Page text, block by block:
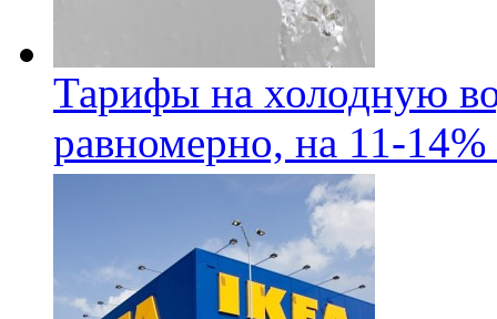
Тарифы на холодную
равномерно, на 11-14%